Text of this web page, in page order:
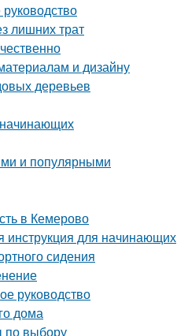
лишних трат
и дизайну
деревьев
и популярными
в Кемерово
инструкция для начинающих
сидения
руководство
дома
по выбору